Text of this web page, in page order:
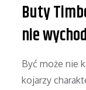
Buty
nie
Być może nie
kojarzy